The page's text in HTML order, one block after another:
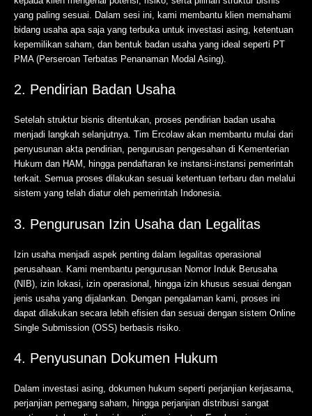
yang paling sesuai. Dalam sesi ini, kami membantu klien memahami
bidang usaha apa saja yang terbuka untuk investasi asing, ketentuan
kepemilikan saham, dan bentuk badan usaha yang ideal seperti PT
PMA (Perseroan Terbatas Penanaman Modal Asing).
2. Pendirian Badan Usaha
Setelah struktur bisnis ditentukan, proses pendirian badan usaha
menjadi langkah selanjutnya. Tim Ercolaw akan membantu mulai dari
penyusunan akta pendirian, pengurusan pengesahan di Kementerian
Hukum dan HAM, hingga pendaftaran ke instansi-instansi pemerintah
terkait. Semua proses dilakukan sesuai ketentuan terbaru dan melalui
sistem yang telah diatur oleh pemerintah Indonesia.
3. Pengurusan Izin Usaha dan Legalitas
Izin usaha menjadi aspek penting dalam legalitas operasional
perusahaan. Kami membantu pengurusan Nomor Induk Berusaha
(NIB), izin lokasi, izin operasional, hingga izin khusus sesuai dengan
jenis usaha yang dijalankan. Dengan pengalaman kami, proses ini
dapat dilakukan secara lebih efisien dan sesuai dengan sistem Online
Single Submission (OSS) berbasis risiko.
4. Penyusunan Dokumen Hukum
Dalam investasi asing, dokumen hukum seperti perjanjian kerjasama,
perjanjian pemegang saham, hingga perjanjian distribusi sangat